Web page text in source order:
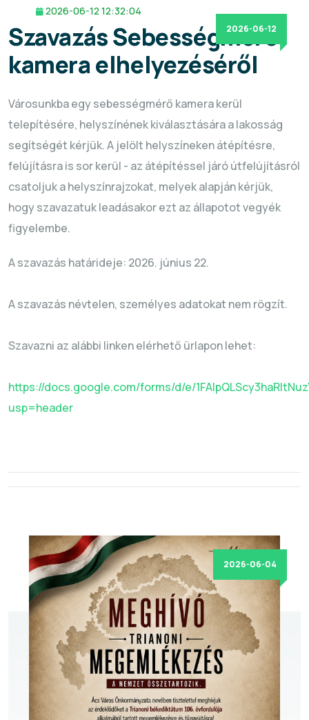
2026-06-12
2026-06-12 12:32:04
Szavazás Sebességmérő
kamera elhelyezéséről
Városunkba egy sebességmérő kamera kerül
telepítésére, helyszínének kiválasztására a lakosság
segítségét kérjük. A jelölt helyszíneken átépítésre,
felújításra is sor kerül - az átépítéssel járó útfelújításról
csatoljuk a helyszínrajzokat, melyek alapján kérjük,
hogy szavazatuk leadásakor ezt az állapotot vegyék
figyelembe.
A szavazás határideje: 2026. június 22.
A szavazás névtelen, személyes adatokat nem rögzít.
Szavazni az alábbi linken elérhető ürlapon lehet:
https://docs.google.com/forms/d/e/
usp=header
2026-06-04